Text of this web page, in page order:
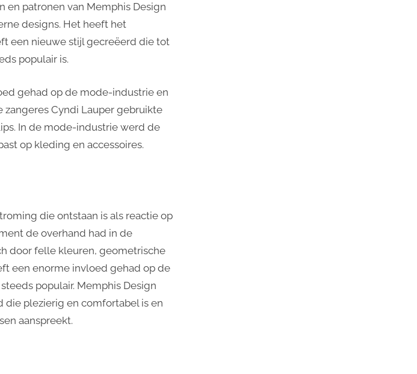
en patronen van Memphis Design
designs. Het heeft het
een nieuwe stijl gecreëerd die tot
populair is.
gehad op de mode-industrie en
Cyndi Lauper gebruikte
In de mode-industrie werd de
op kleding en accessoires.
die ontstaan is als reactie op
de overhand had in de
door felle kleuren, geometrische
een enorme invloed gehad op de
populair. Memphis Design
plezierig en comfortabel is en
aanspreekt.